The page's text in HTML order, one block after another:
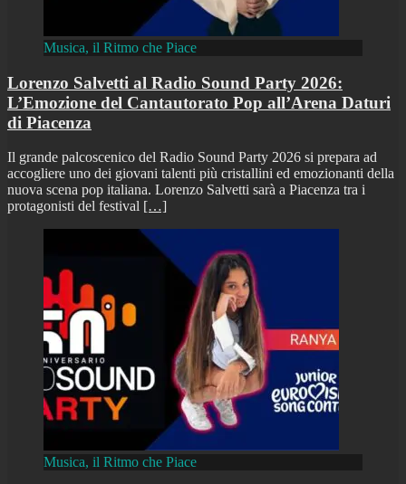
Musica, il Ritmo che Piace
Lorenzo Salvetti al Radio Sound Party 2026:
L’Emozione del Cantautorato Pop all’Arena Daturi
di Piacenza
Il grande palcoscenico del Radio Sound Party 2026 si prepara ad
accogliere uno dei giovani talenti più cristallini ed emozionanti della
nuova scena pop italiana. Lorenzo Salvetti sarà a Piacenza tra i
protagonisti del festival […]
Musica, il Ritmo che Piace